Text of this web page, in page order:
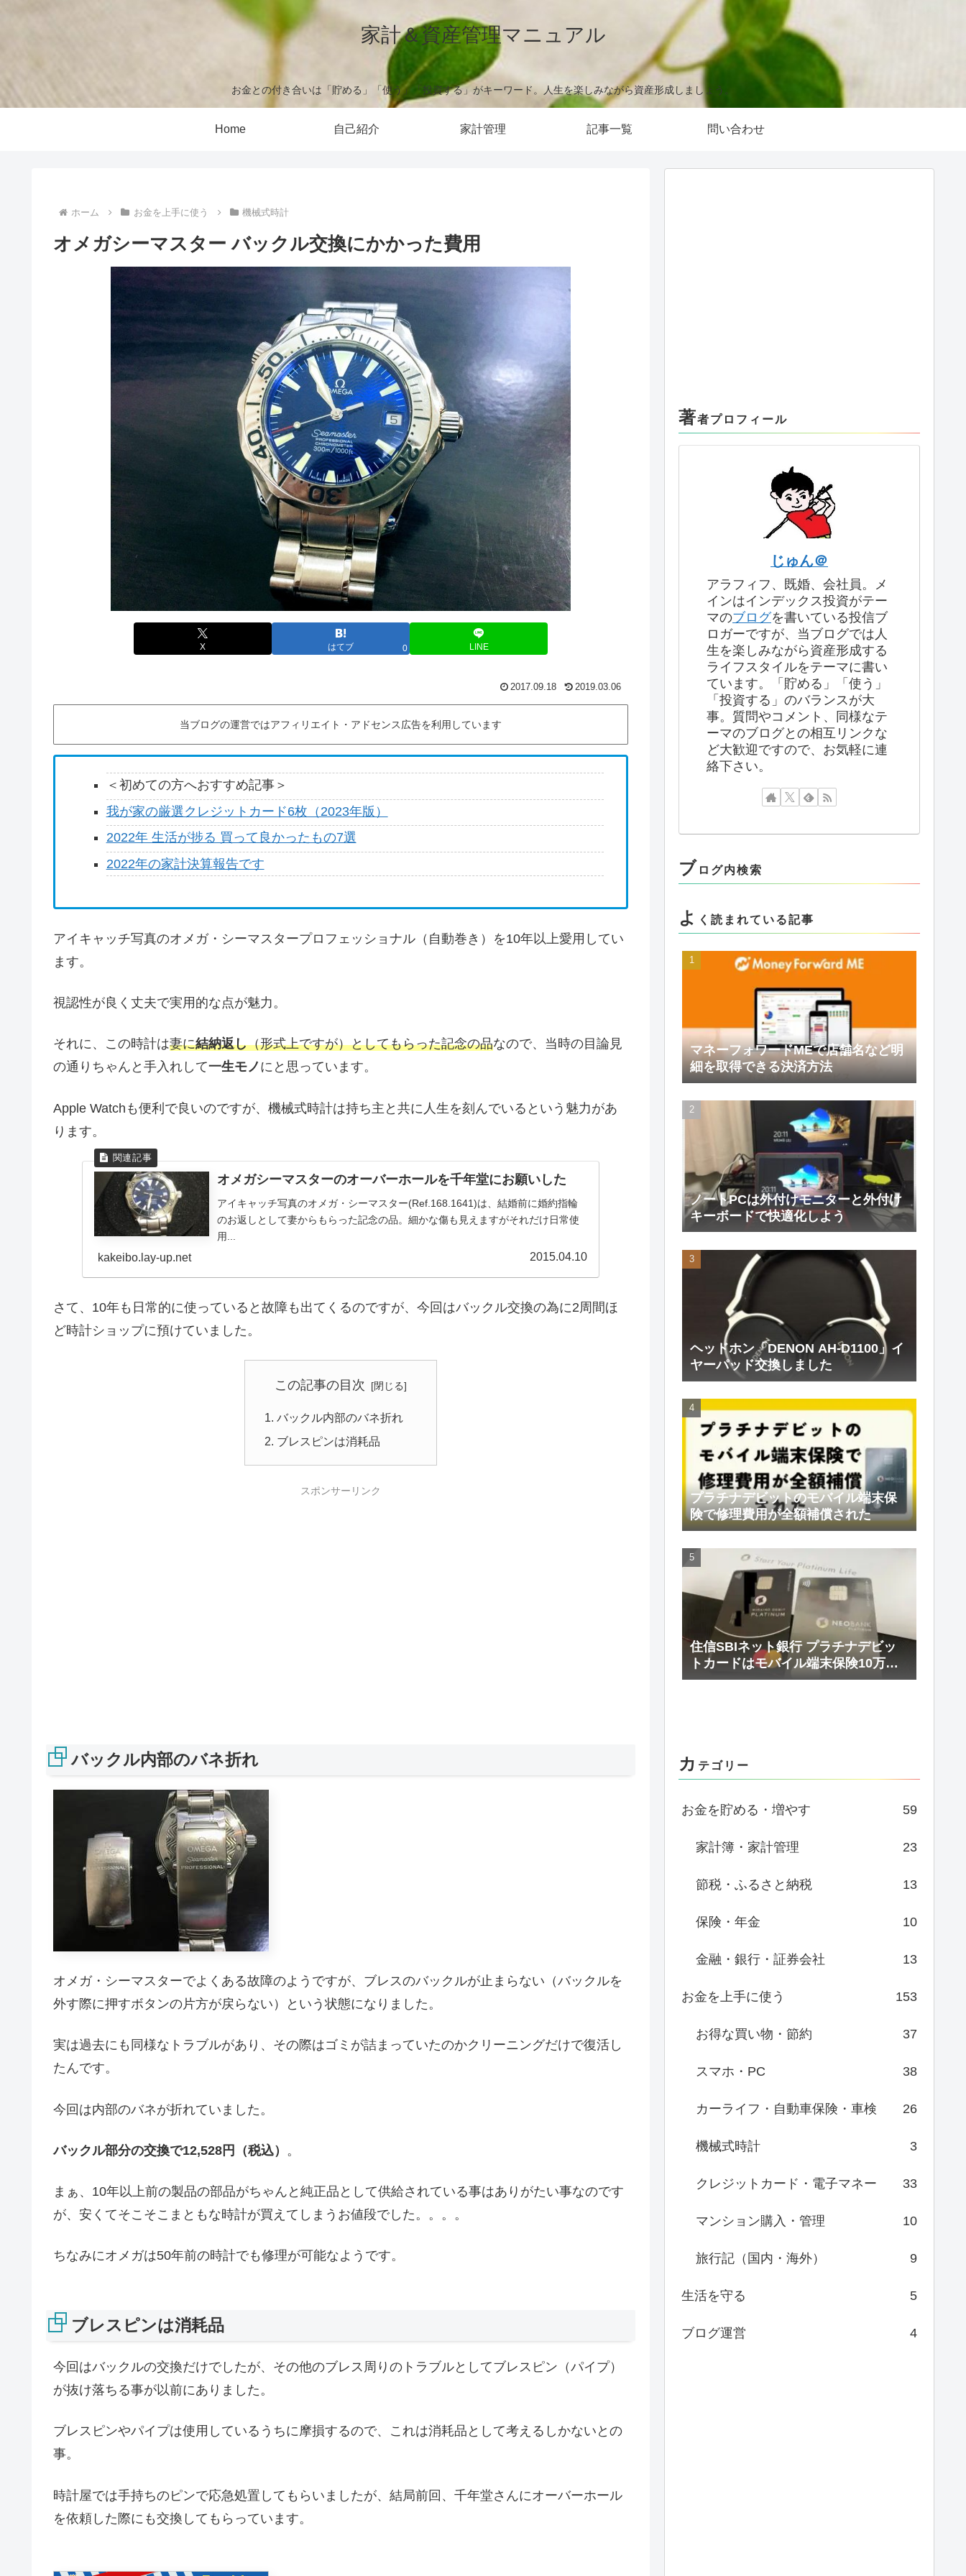
家計＆資産管理マニュアル
お金との付き合いは「貯める」「使う」「投資する」がキーワード。人生を楽しみながら資産形成しましょう。
Home 自己紹介 家計管理 記事一覧 問い合わせ
ホーム お金を上手に使う 機械式時計
オメガシーマスター バックル交換にかかった費用
X はてブ 0 LINE
2017.09.18 2019.03.06
当ブログの運営ではアフィリエイト・アドセンス広告を利用しています
＜初めての方へおすすめ記事＞
我が家の厳選クレジットカード6枚（2023年版）
2022年 生活が捗る 買って良かったもの7選
2022年の家計決算報告です
アイキャッチ写真のオメガ・シーマスタープロフェッショナル（自動巻き）を10年以上愛用してい
ます。
視認性が良く丈夫で実用的な点が魅力。
それに、この時計は妻に結納返し（形式上ですが）としてもらった記念の品なので、当時の目論見
の通りちゃんと手入れして一生モノ にと思っています。
Apple Watchも便利で良いのですが、機械式時計は持ち主と共に人生を刻んでいるという魅力があ
ります。
オメガシーマスターのオーバーホールを千年堂にお願いした
アイキャッチ写真のオメガ・シーマスター(Ref.168.1641)は、結婚前に婚約指輪
のお返しとして妻からもらった記念の品。細かな傷も見えますがそれだけ日常使
用...
kakeibo.lay-up.net 2015.04.10
さて、10年も日常的に使っていると故障も出てくるのですが、今回はバックル交換の為に2周間ほ
ど時計ショップに預けていました。
この記事の目次
バックル内部のバネ折れ
ブレスピンは消耗品
スポンサーリンク
バックル内部のバネ折れ
オメガ・シーマスターでよくある故障のようですが、ブレスのバックルが止まらない（バックルを
外す際に押すボタンの片方が戻らない）という状態になりました。
実は過去にも同様なトラブルがあり、その際はゴミが詰まっていたのかクリーニングだけで復活し
たんです。
今回は内部のバネが折れていました。
バックル部分の交換で12,528円（税込） 。
まぁ、10年以上前の製品の部品がちゃんと純正品として供給されている事はありがたい事なのです
が、安くてそこそこまともな時計が買えてしまうお値段でした。。。。
ちなみにオメガは50年前の時計でも修理が可能なようです。
ブレスピンは消耗品
今回はバックルの交換だけでしたが、その他のブレス周りのトラブルとしてブレスピン（パイプ）
が抜け落ちる事が以前にありました。
ブレスピンやパイプは使用しているうちに摩損するので、これは消耗品として考えるしかないとの
事。
時計屋では手持ちのピンで応急処置してもらいましたが、結局前回、千年堂さんにオーバーホール
を依頼した際にも交換してもらっています。
著者プロフィール
じゅん＠
アラフィフ、既婚、会社員。メ
インはインデックス投資がテー
マのブログを書いている投信ブ
ロガーですが、当ブログでは人
生を楽しみながら資産形成する
ライフスタイルをテーマに書い
ています。「貯める」「使う」
「投資する」のバランスが大
事。質問やコメント、同様なテ
ーマのブログとの相互リンクな
ど大歓迎ですので、お気軽に連
絡下さい。
ブ ログ内検索
よ く読まれている記事
マネーフォワードMEで店舗名など明
細を取得できる決済方法
ノートPCは外付けモニターと外付け
キーボードで快適化しよう
ヘッドホン「DENON AH-D1100」イ
ヤーパッド交換しました
プラチナデビットのモバイル端末保
険で修理費用が全額補償された
住信SBIネット銀行 プラチナデビッ
トカードはモバイル端末保険10万円/
年まで補償
カ テゴリー
お金を貯める・増やす 59
家計簿・家計管理 23
節税・ふるさと納税 13
保険・年金 10
金融・銀行・証券会社 13
お金を上手に使う 153
お得な買い物・節約 37
スマホ・PC 38
カーライフ・自動車保険・車検 26
機械式時計 3
クレジットカード・電子マネー 33
マンション購入・管理 10
旅行記（国内・海外） 9
生活を守る 5
ブログ運営 4